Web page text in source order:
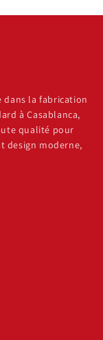
dans la fabrication
à Casablanca,
qualité pour
design moderne,